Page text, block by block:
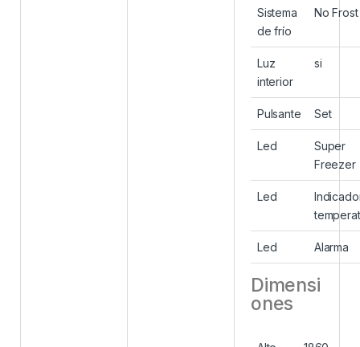
Sistema
de frío
No Frost
Luz
interior
si
Pulsante Set
Led
Super
Freezer
Led
Led Alarma
Dimensi
ones